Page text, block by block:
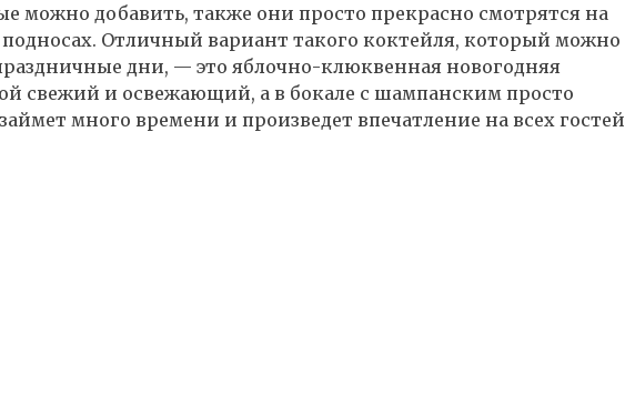
можно добавить, также они просто прекрасно смотрятся на
Отличный вариант такого коктейля, который можно
дни, — это яблочно-клюквенная новогодняя
свежий и освежающий, а в бокале с шампанским просто
много времени и произведет впечатление на всех гостей